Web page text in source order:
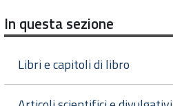
In questa sezione
Libri e capitoli di libro